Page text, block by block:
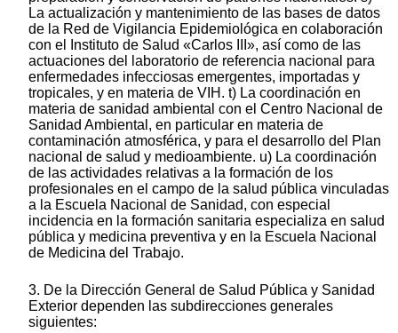
La actualización y mantenimiento de las bases de datos
de la Red de Vigilancia Epidemiológica en colaboración
con el Instituto de Salud «Carlos III», así como de las
actuaciones del laboratorio de referencia nacional para
enfermedades infecciosas emergentes, importadas y
tropicales, y en materia de VIH. t) La coordinación en
materia de sanidad ambiental con el Centro Nacional de
Sanidad Ambiental, en particular en materia de
contaminación atmosférica, y para el desarrollo del Plan
nacional de salud y medioambiente. u) La coordinación
de las actividades relativas a la formación de los
profesionales en el campo de la salud pública vinculadas
a la Escuela Nacional de Sanidad, con especial
incidencia en la formación sanitaria especializa en salud
pública y medicina preventiva y en la Escuela Nacional
de Medicina del Trabajo.
3. De la Dirección General de Salud Pública y Sanidad
Exterior dependen las subdirecciones generales
siguientes: